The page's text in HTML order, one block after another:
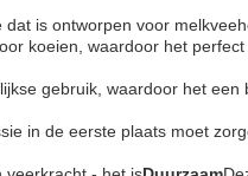
is ontworpen voor
koeien, waardoor het
gebruik, waardoor het een
in de eerste plaats moet